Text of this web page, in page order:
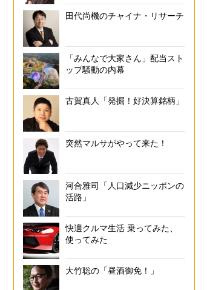
田代尚機のチャイナ・リサーチ
「みんなで大家さん」配当スト
ップ騒動の内幕
古賀真人「発掘！好決算銘柄」
突然マルサがやって来た！
河合雅司「人口減少ニッポンの
活路」
快適クルマ生活 乗ってみた、
使ってみた
大竹聡の「昼酒御免！」